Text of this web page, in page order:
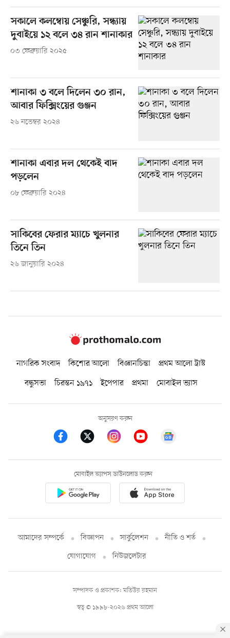
সকালে কলম্বোয় সেঞ্চুরি, সন্ধ্যায়
দুবাইয়ে ১২ বলে ৩৪ রান শানাকার
০৩ ফেব্রুয়ারি ২০২৫
শানাকা ৩ বলে দিলেন ৩০ রান,
আবার ফিক্সিংয়ের গুঞ্জন
২৬ নভেম্বর ২০২৪
শানাকা এবার দল থেকেই বাদ
পড়লেন
০৮ ফেব্রুয়ারি ২০২৪
সাকিবের ফেরার ম্যাচে খুলনার
তিনে তিন
২৬ জানুয়ারি ২০২৪
নাগরিক সংবাদ কিশোর আলো বিজ্ঞানচিন্তা
প্রথম আলো ট্রাস্ট
বন্ধুসভা
চিরন্তন ১৯৭১ ইপেপার প্রথমা মোবাইল ভ্যাস
অনুসরণ করুন
মোবাইল অ্যাপস ডাউনলোড করুন
আমাদের সম্পর্কে বিজ্ঞাপন সার্কুলেশন
নীতি ও শর্ত
যোগাযোগ
নিউজলেটার
স্বত্ব © ১৯৯৮-২০২৬ প্রথম আলো
সম্পাদক ও প্রকাশক: মতিউর রহমান